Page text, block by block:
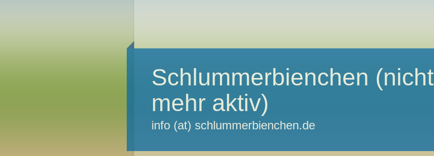
Schlummerbienchen (nicht
mehr aktiv)
info (at) schlummerbienchen.de